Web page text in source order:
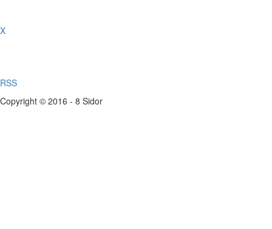
X
RSS
Copyright © 2016 - 8 Sidor